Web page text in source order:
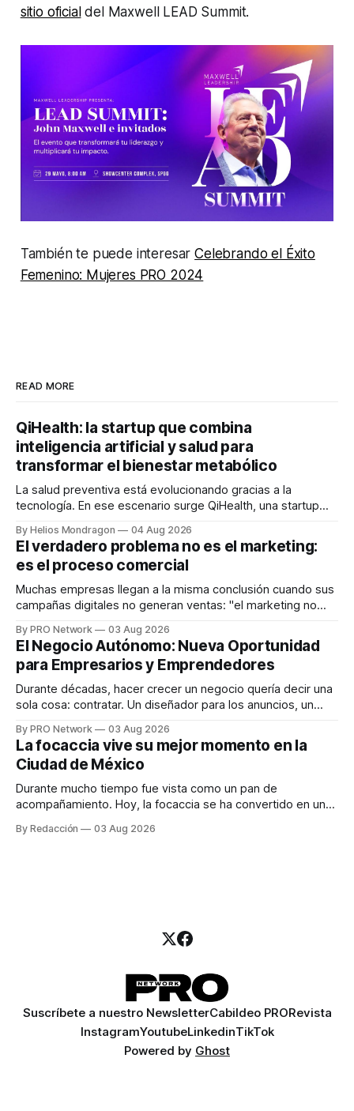
sitio oficial del Maxwell LEAD Summit.
También te puede interesarCelebrando el Éxito
Femenino: Mujeres PRO 2024
READ MORE
QiHealth: la startup que combina
inteligencia artificial y salud para
transformar el bienestar metabólico
La salud preventiva está evolucionando gracias a la
tecnología. En ese escenario surge QiHealth, una startup
dispositivos inteligentes, inteligencia artificial y monitoreo
en tiempo real para ayudar a las personas a tomar mejores
decisiones sobre su salud metabólica. Su propuesta busca
responder
By Helios Mondragon 04 Aug 2026
El verdadero problema no es el marketing:
es el proceso comercial
Muchas empresas llegan a la misma conclusión cuando sus
campañas digitales no generan ventas: "el marketing no
INTERIUS, el problema suele estar en otro lugar. Durante
una entrevista para el podcast SER PRO, el especialista en
marketing digital explicó que
By PRO Network 03 Aug 2026
El Negocio Autónomo: Nueva Oportunidad
para Empresarios y Emprendedores
Durante décadas, hacer crecer un negocio quería decir una
sola cosa: contratar. Un diseñador para los anuncios, un
para los textos, alguien que supiera de publicidad digital
para encontrar prospectos, un vendedor para atender
llamadas y mensajes, y —con suerte— una persona
By PRO Network 03 Aug 2026
La focaccia vive su mejor momento en la
Ciudad de México
Durante mucho tiempo fue vista como un pan de
acompañamiento. Hoy, la focaccia se ha convertido en uno
artesanal, ingredientes de calidad y experiencias que
By Redacción 03 Aug 2026
Suscríbete a nuestro NewsletterCabildeo PRORevista
InstagramYoutubeLinkedinTikTok
Powered by Ghost